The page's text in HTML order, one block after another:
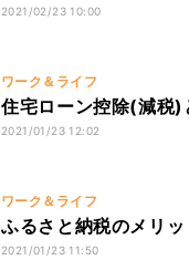
2021/02/23 10:00
ワーク＆ライフ
住宅ローン控除(減税)
2021/01/23 12:02
ワーク＆ライフ
ふるさと納税のメリ
2021/01/23 11:50